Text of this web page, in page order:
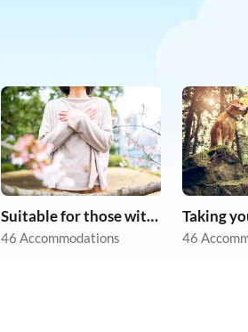
Suitable for those with allergies
46 Accommodations 46